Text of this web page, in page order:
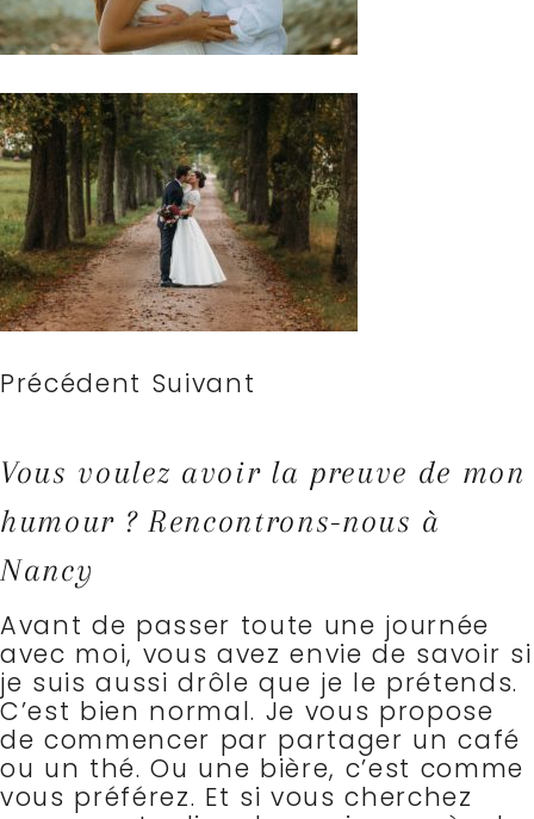
Précédent Suivant
Vous voulez avoir la preuve de mon
humour ? Rencontrons-nous à
Nancy
Avant de passer toute une journée
avec moi, vous avez envie de savoir si
je suis aussi drôle que je le prétends.
C’est bien normal. Je vous propose
de commencer par partager un café
ou un thé. Ou une bière, c’est comme
vous préférez. Et si vous cherchez